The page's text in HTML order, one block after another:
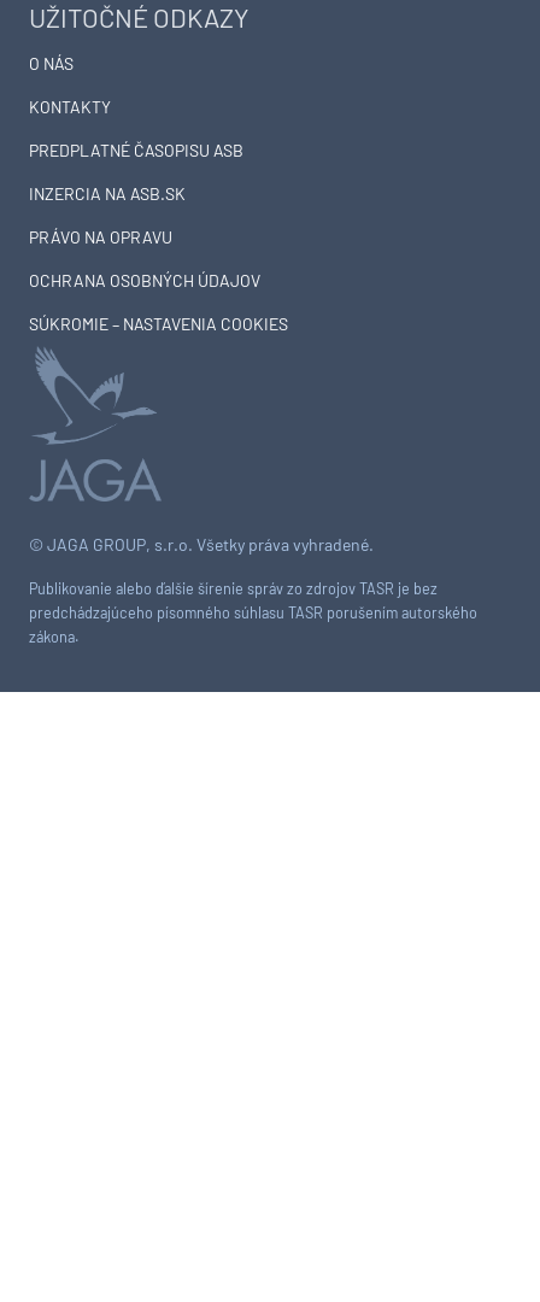
© JAGA GROUP, s.r.o. Všetky práva vyhradené.
Publikovanie alebo ďalšie šírenie správ zo zdrojov TASR je bez
predchádzajúceho písomného súhlasu TASR porušením autorského
zákona.
UŽITOČNÉ ODKAZY
O NÁS
KONTAKTY
PREDPLATNÉ ČASOPISU ASB
INZERCIA NA ASB.SK
PRÁVO NA OPRAVU
OCHRANA OSOBNÝCH ÚDAJOV
SÚKROMIE – NASTAVENIA COOKIES